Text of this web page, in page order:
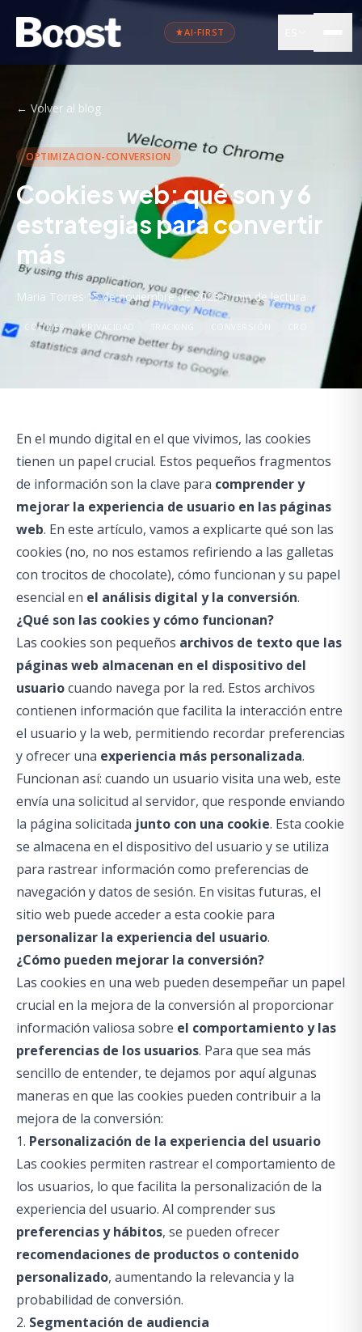
AI-FIRST
← Volver al blog
OPTIMIZACION-CONVERSION
Cookies web: qué son y 6
estrategias para convertir
más
Maria Torres·15 de noviembre de 2023·5 min de lectura
COOKIES PRIVACIDAD
En el mundo digital en el que vivimos, las cookies
tienen un papel crucial. Estos pequeños fragmentos
de información son la clave para comprender y
mejorar la experiencia de usuario en las páginas
web. En este artículo, vamos a explicarte qué son las
cookies (no, no nos estamos refiriendo a las galletas
con trocitos de chocolate), cómo funcionan y su papel
esencial en el análisis digital y la conversión.
¿Qué son las cookies y cómo funcionan?
Las cookies son pequeños archivos de texto que las
páginas web almacenan en el dispositivo del
usuariocuando navega por la red. Estos archivos
contienen información que facilita la interacción entre
el usuario y la web, permitiendo recordar preferencias
y ofrecer una experiencia más personalizada.
Funcionan así: cuando un usuario visita una web, este
envía una solicitud al servidor, que responde enviando
la página solicitada junto con una cookie. Esta cookie
se almacena en el dispositivo del usuario y se utiliza
para rastrear información como preferencias de
navegación y datos de sesión. En visitas futuras, el
sitio web puede acceder a esta cookie para
personalizar la experiencia del usuario.
¿Cómo pueden mejorar la conversión?
Las cookies en una web pueden desempeñar un papel
crucial en la mejora de la conversión al proporcionar
información valiosa sobre el comportamiento y las
preferencias de los usuarios. Para que sea más
sencillo de entender, te dejamos por aquí algunas
maneras en que las cookies pueden contribuir a la
mejora de la conversión:
1. Personalización de la experiencia del usuario
Las cookies permiten rastrear el comportamiento de
los usuarios, lo que facilita la personalización de la
experiencia del usuario. Al comprender sus
preferencias y hábitos, se pueden ofrecer
recomendaciones de productos o contenido
personalizado, aumentando la relevancia y la
probabilidad de conversión.
2. Segmentación de audiencia